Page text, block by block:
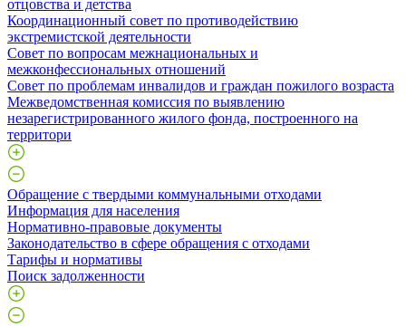
отцовства и детства
Координационный совет по противодействию
экстремистской деятельности
Совет по вопросам межнациональных и
межконфессиональных отношений
Совет по проблемам инвалидов и граждан пожилого возраста
Межведомственная комиссия по выявлению
незарегистрированного жилого фонда, построенного на
территори
Обращение с твердыми коммунальными отходами
Информация для населения
Нормативно-правовые документы
Законодательство в сфере обращения с отходами
Тарифы и нормативы
Поиск задолженности